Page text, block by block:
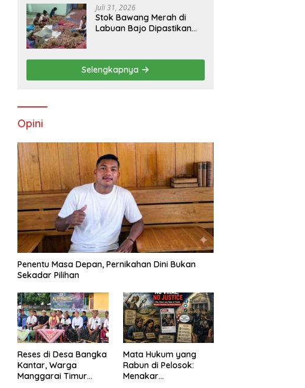
Juli 31, 2026
Stok Bawang Merah di
Labuan Bajo Dipastikan
Masyarakat Apresiasi
Peran Ninonk
Selengkapnya
Opini
Penentu Masa Depan, Pernikahan Dini Bukan
Sekadar Pilihan
Reses di Desa Bangka
Kantar, Warga
Manggarai Timur
Mata Hukum yang
Rabun di Pelosok:
Menakar